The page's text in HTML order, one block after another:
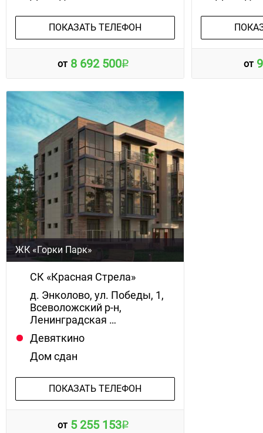
ПОКАЗАТЬ ТЕЛЕФОН
от 8 692 500 от
ЖК «Горки Парк»
СК «Красная Стрела»
д. Энколово, ул. Победы, 1,
Всеволожский р-н,
Ленинградская …
Девяткино
Дом сдан
ПОКАЗАТЬ ТЕЛЕФОН
от 5 255 153